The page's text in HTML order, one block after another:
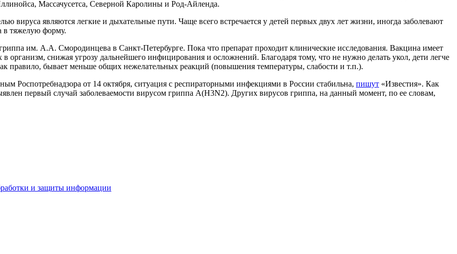
Массачусетса, Северной Каролины и Род-Айленда.
вируса являются легкие и дыхательные пути. Чаще всего встречается у детей первых двух лет жизни, иногда заболевают
в тяжелую форму.
им. А.А. Смородинцева в Санкт-Петербурге. Пока что препарат проходит клинические исследования. Вакцина имеет
организм, снижая угрозу дальнейшего инфицирования и осложнений. Благодаря тому, что не нужно делать укол, дети легче
правило, бывает меньше общих нежелательных реакций (повышения температуры, слабости и т.п.).
Роспотребнадзора от 14 октября, ситуация с респираторными инфекциями в России стабильна, пишут «Известия». Как
первый случай заболеваемости вирусом гриппа А(H3N2). Других вирусов гриппа, на данный момент, по ее словам,
и защиты информации